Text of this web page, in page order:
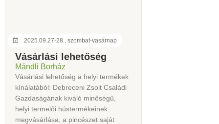
2025.09.27-28., szombat-vasárnap
Vásárlási lehetőség
Mándli Borház
Vásárlási lehetőség a helyi termékek
kínálatából: Debreceni Zsolt Családi
Gazdaságának kiváló minőségű,
helyi termelői hústermékeinek
megvásárlása, a pincészet saját